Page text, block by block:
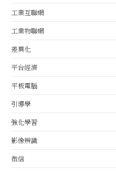
工業互聯網
工業物聯網
差異化
平台經濟
平板電腦
引導學
強化學習
影像辨識
微信